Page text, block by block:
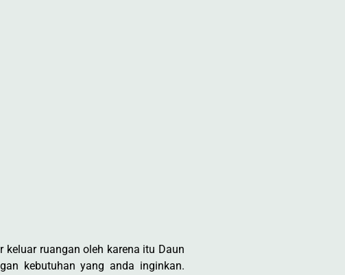
ruangan oleh karena itu Daun
kebutuhan yang anda inginkan.